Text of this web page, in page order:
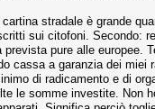
stradale è grande
sui citofoni. Secondo:
prevista pure alle europee.
cassa a garanzia dei miei
di radicamento e di
le somme investite. Non